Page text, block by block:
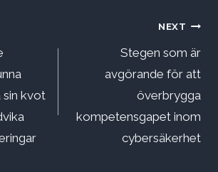
sin kvot
NEXT
Stegen som är
avgörande för att
överbrygga
kompetensgapet inom
cybersäkerhet